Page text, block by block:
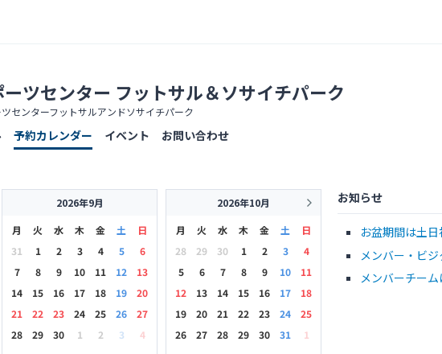
ツセンター フットサル＆ソサイチパーク
センターフットサルアンドソサイチパーク
予約カレンダー イベント お問い合わせ
2026年9月
月
火 水 木 金 土
日
31
1 2 3 4 5
6
7
8 9 10 11 12
13
14
15 16 17 18 19
20
21
22 23 24 25 26
27
28
29 30 1 2 3 4
2026年10月
月
火 水 木 金 土
日
28
29 30 1 2 3
4
5
6 7 8 9 10
11
12
13 14 15 16 17
18
19
20 21 22 23 24
25
26
27 28 29 30 31 1
お知らせ
お盆期間は土日
メンバー・ビ
メンバーチー